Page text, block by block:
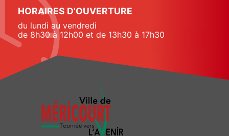
HORAIRES D'OUVERTURE
du lundi au vendredi
de 8h30 à 12h00 et de 13h30 à 17h30